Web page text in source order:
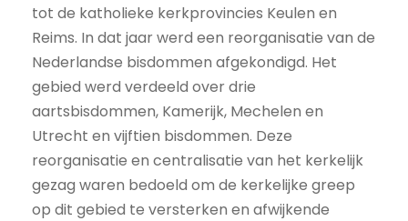
tot de katholieke kerkprovincies Keulen en
Reims. In dat jaar werd een reorganisatie van de
Nederlandse bisdommen afgekondigd. Het
gebied werd verdeeld over drie
aartsbisdommen, Kamerijk, Mechelen en
Utrecht en vijftien bisdommen. Deze
reorganisatie en centralisatie van het kerkelijk
gezag waren bedoeld om de kerkelijke greep
op dit gebied te versterken en afwijkende